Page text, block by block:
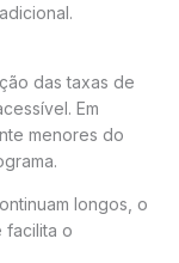
das taxas de
Em
menores do
longos, o
facilita o